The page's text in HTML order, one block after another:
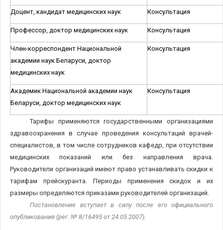
Доцент, кандидат медицинских наук Консультация
Профессор, доктор медицинских наук Консультация
Член-корреспондент Национальной
академии наук Беларуси, доктор
медицинских наук
Консультация
Академик Национальной академии наук
Беларуси, доктор медицинских наук
Консультация
Тарифы применяются государственными организациями
здравоохранения в случае проведения консультаций врачей-
специалистов, в том числе сотрудников кафедр, при отсутствии
медицинских показаний или без направления врача.
Руководители организаций имеют право устанавливать скидки к
тарифам прейскуранта. Периоды применения скидок и их
размеры определяются приказами руководителей организаций.
Постановление вступает в силу после его официального
опубликования (рег. № 8/16495 от 24.05.2007).